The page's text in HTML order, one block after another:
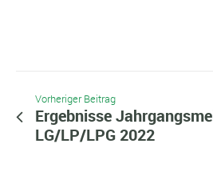
Vorheriger Beitrag
Ergebnisse
LG/LP/LPG 2022